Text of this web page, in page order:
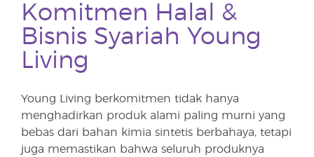
Komitmen Halal &
Bisnis Syariah Young
Living
Young Living berkomitmen tidak hanya
menghadirkan produk alami paling murni yang
bebas dari bahan kimia sintetis berbahaya, tetapi
juga memastikan bahwa seluruh produknya